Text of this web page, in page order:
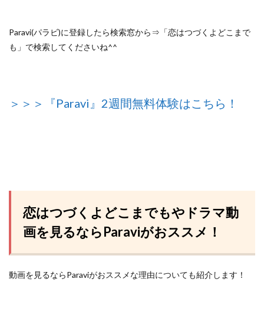
Paravi(パラビ)に登録したら検索窓から⇒「恋はつづくよどこまで
も」で検索してくださいね^^
＞＞＞『Paravi』2週間無料体験はこちら！
恋はつづくよどこまでもやドラマ動
画を見るならParaviがおススメ！
動画を見るならParaviがおススメな理由についても紹介します！